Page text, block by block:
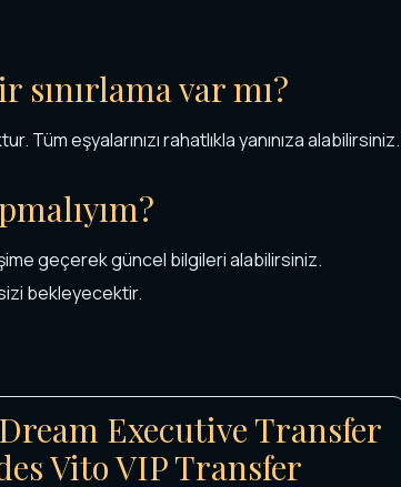
sınırlama var mı?
Tüm eşyalarınızı rahatlıkla yanınıza alabilirsiniz.
geçerek güncel bilgileri alabilirsiniz.
bekleyecektir.
Executive Transfer
Vito VIP Transfer